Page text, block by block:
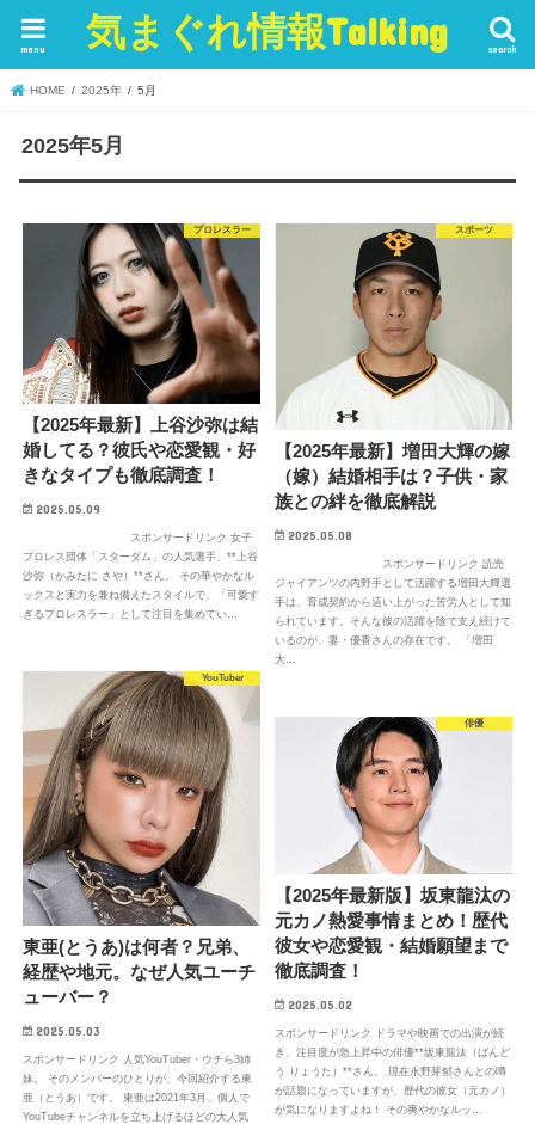
気まぐれ情報Talking search
menu
HOME 2025年 5月
2025年5月
プロレスラー
【2025年最新】上谷沙弥は結
婚してる？彼氏や恋愛観・好
きなタイプも徹底調査！
2025.05.09
スポンサードリンク 女子
プロレス団体「スターダム」の人気選手、**上谷
沙弥（かみたに さや）**さん。 その華やかなル
ックスと実力を兼ね備えたスタイルで、「可愛す
ぎるプロレスラー」として注目を集めてい…
スポーツ
【2025年最新】増田大輝の嫁
（嫁）結婚相手は？子供・家
族との絆を徹底解説
2025.05.08
スポンサードリンク 読売
ジャイアンツの内野手として活躍する増田大輝選
手は、育成契約から這い上がった苦労人として知
られています。そんな彼の活躍を陰で支え続けて
いるのが、妻・優香さんの存在です。 「増田
大…
YouTuber
東亜(とうあ)は何者？兄弟、
経歴や地元。なぜ人気ユーチ
ューバー？
2025.05.03
スポンサードリンク 人気YouTuber・ウチら3姉
妹。 そのメンバーのひとりが、今回紹介する東
亜（とうあ）です。 東亜は2021年3月、個人で
YouTubeチャンネルを立ち上げるほどの大人気
俳優
【2025年最新版】坂東龍汰の
元カノ熱愛事情まとめ！歴代
彼女や恋愛観・結婚願望まで
徹底調査！
2025.05.02
スポンサードリンク ドラマや映画での出演が続
き、注目度が急上昇中の俳優**坂東龍汰（ばんど
う りょうた）**さん。 現在永野芽郁さんとの噂
が話題になっていますが、歴代の彼女（元カノ）
が気になりますよね！ その爽やかなルッ…